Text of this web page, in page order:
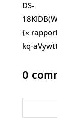
DS-
{«
kq-
0